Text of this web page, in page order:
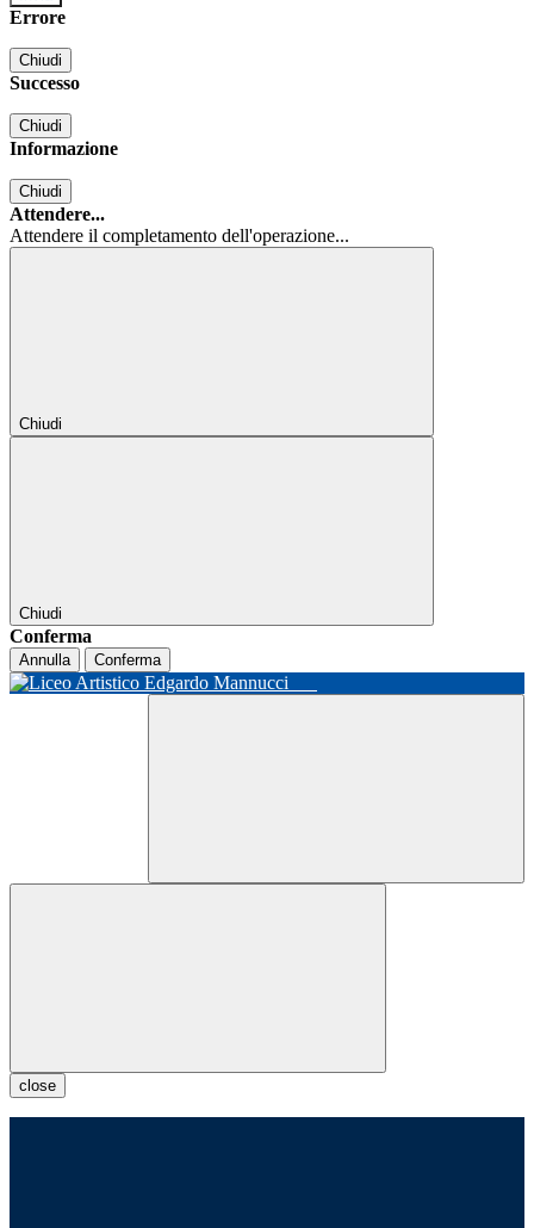
Errore
Chiudi
Successo
Chiudi
Informazione
Chiudi
Attendere...
Attendere il completamento dell'operazione...
Chiudi
Chiudi
Conferma
Annulla Conferma
close